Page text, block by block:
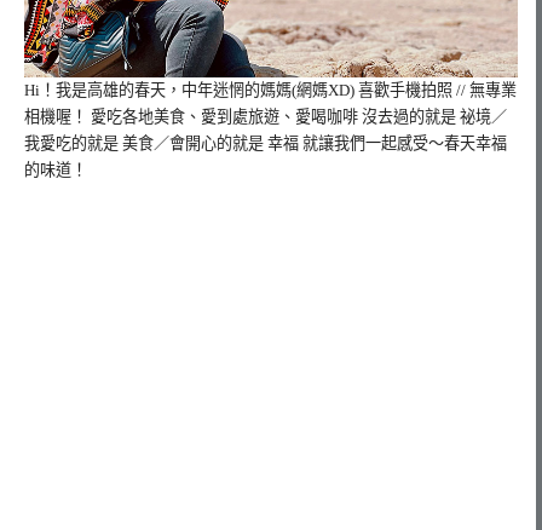
Hi！我是高雄的春天， 中年迷惘的媽媽(網媽XD) 喜歡手機拍照 // 無專業
相機喔！ 愛吃各地美食、愛到處旅遊、愛喝咖啡 沒去過的就是 祕境／
我愛吃的就是 美食／會開心的就是 幸福 就讓我們一起感受～春天幸福
的味道！